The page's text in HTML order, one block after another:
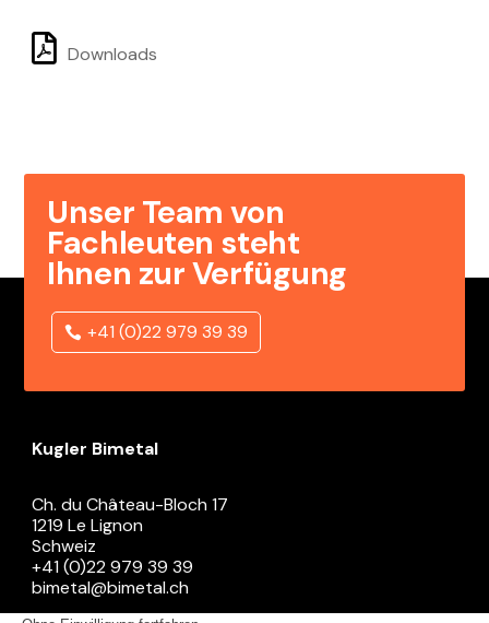
 Downloads
Unser Team von
Fachleuten steht
Ihnen zur Verfügung
+41 (0)22 979 39 39
Kugler Bimetal
Ch. du Château-Bloch 17
1219 Le Lignon
Schweiz
+41 (0)22 979 39 39
bimetal@bimetal.ch